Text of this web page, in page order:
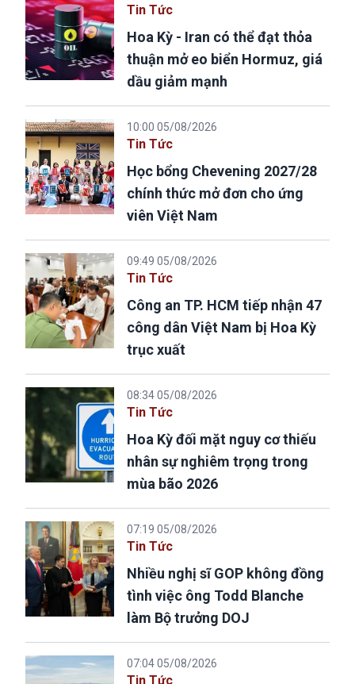
Tin Tức
Hoa Kỳ - Iran có thể đạt thỏa
thuận mở eo biển Hormuz, giá
dầu giảm mạnh
10:00 05/08/2026
Tin Tức
Học bổng Chevening 2027/28
chính thức mở đơn cho ứng
viên Việt Nam
09:49 05/08/2026
Tin Tức
Công an TP. HCM tiếp nhận 47
công dân Việt Nam bị Hoa Kỳ
trục xuất
08:34 05/08/2026
Tin Tức
Hoa Kỳ đối mặt nguy cơ thiếu
nhân sự nghiêm trọng trong
mùa bão 2026
07:19 05/08/2026
Tin Tức
Nhiều nghị sĩ GOP không đồng
tình việc ông Todd Blanche
làm Bộ trưởng DOJ
07:04 05/08/2026
Tin Tức